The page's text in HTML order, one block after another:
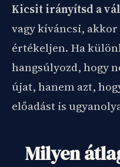
Kicsit irányítsd a
vagy kíváncsi, akkor
értékeljen. Ha
hangsúlyozd, hogy
újat, hanem azt,
előadást is
Milyen